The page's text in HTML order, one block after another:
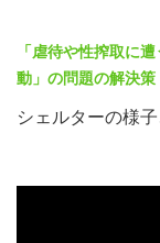
「虐待や性搾取に
動」の問題の解決策
シェルターの様